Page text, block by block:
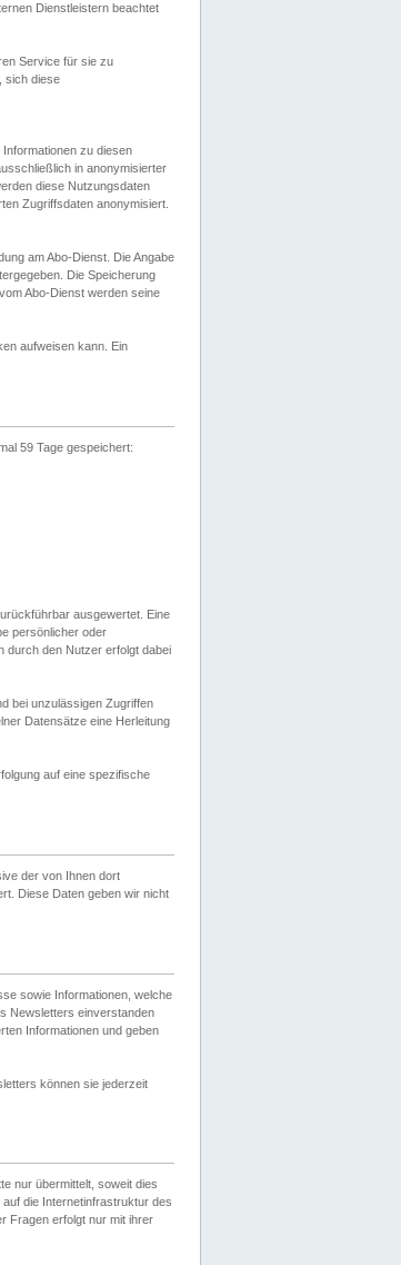
Dienstleistern beachtet
Service für sie zu
sich diese
zu diesen
in anonymisierter
diese Nutzungsdaten
Zugriffsdaten anonymisiert.
am Abo-Dienst. Die Angabe
Die Speicherung
Abo-Dienst werden seine
aufweisen kann. Ein
59 Tage gespeichert:
ausgewertet. Eine
persönlicher oder
durch den Nutzer erfolgt dabei
bei unzulässigen Zugriffen
Datensätze eine Herleitung
auf eine spezifische
der von Ihnen dort
Diese Daten geben wir nicht
sowie Informationen, welche
Newsletters einverstanden
Informationen und geben
können sie jederzeit
nur übermittelt, soweit dies
die Internetinfrastruktur des
Fragen erfolgt nur mit ihrer